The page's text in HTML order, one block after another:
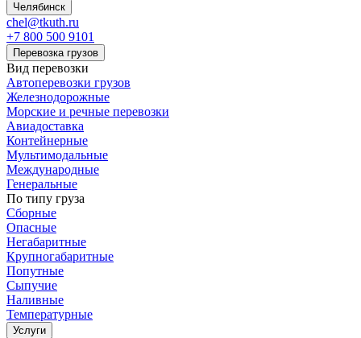
Челябинск
chel@tkuth.ru
+7 800 500 9101
Перевозка грузов
Вид перевозки
Автоперевозки грузов
Железнодорожные
Морские и речные перевозки
Авиадоставка
Контейнерные
Мультимодальные
Международные
Генеральные
По типу груза
Сборные
Опасные
Негабаритные
Крупногабаритные
Попутные
Сыпучие
Наливные
Температурные
Услуги